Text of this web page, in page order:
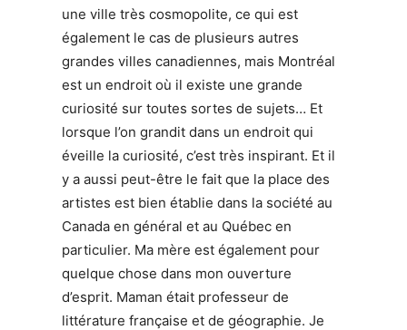
une ville très cosmopolite, ce qui est
également le cas de plusieurs autres
grandes villes canadiennes, mais Montréal
est un endroit où il existe une grande
curiosité sur toutes sortes de sujets… Et
lorsque l’on grandit dans un endroit qui
éveille la curiosité, c’est très inspirant. Et il
y a aussi peut-être le fait que la place des
artistes est bien établie dans la société au
Canada en général et au Québec en
particulier. Ma mère est également pour
quelque chose dans mon ouverture
d’esprit. Maman était professeur de
littérature française et de géographie. Je